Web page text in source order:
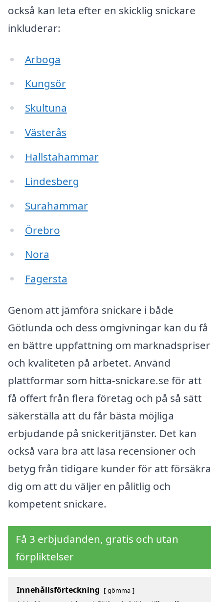
också kan leta efter en skicklig snickare
inkluderar:
Arboga
Kungsör
Skultuna
Västerås
Hallstahammar
Lindesberg
Surahammar
Örebro
Nora
Fagersta
Genom att jämföra snickare i både
Götlunda och dess omgivningar kan du få
en bättre uppfattning om marknadspriser
och kvaliteten på arbetet. Använd
plattformar som hitta-snickare.se för att
få offert från flera företag och på så sätt
säkerställa att du får bästa möjliga
erbjudande på snickeritjänster. Det kan
också vara bra att läsa recensioner och
betyg från tidigare kunder för att försäkra
dig om att du väljer en pålitlig och
kompetent snickare.
Få 3 erbjudanden, gratis och utan
förpliktelser
Innehållsförteckning gömma